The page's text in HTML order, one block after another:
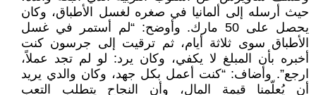
حيث أرسله إلى ألمانيا في صغره لغسل الأطباق، وكان
يحصل على 50 مارك. وأوضح: “لم أستمر في غسل
الأطباق سوى ثلاثة أيام، ثم ترقيت إلى جرسون كنت
أخبره بأن المبلغ لا يكفي، وكان يرد: لو لم تجد عملاً،
ارجع”. وأضاف: “كنت أعمل بكل جهد، وكان والدي يريد
أن يُعلّمنا قيمة المال، وأن النجاح يتطلب التعب